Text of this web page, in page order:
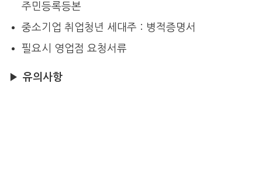
주민등록등본
중소기업 취업청년 세대주 : 병적증명서
필요시 영업점 요청서류
▶ 유의사항